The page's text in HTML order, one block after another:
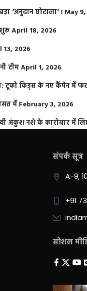
‘अनुदान घोटाला’ !May
April 18, 2026
13, 2026
टीमApril 1, 2026
टूको किड्स के नए कैंपेन में
में February 3, 2026
अंकुश नशे के कारोबार में
संपर्क सूत्र
A-9,
+91
सोशल